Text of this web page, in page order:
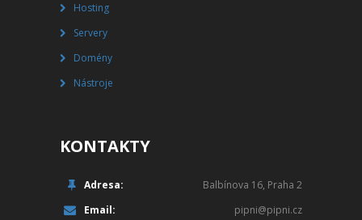
Hosting
Servery
Domény
Nástroje
KONTAKTY
Adresa:
Balbínova 16, Praha 2
Email:
pipni@pipni.cz